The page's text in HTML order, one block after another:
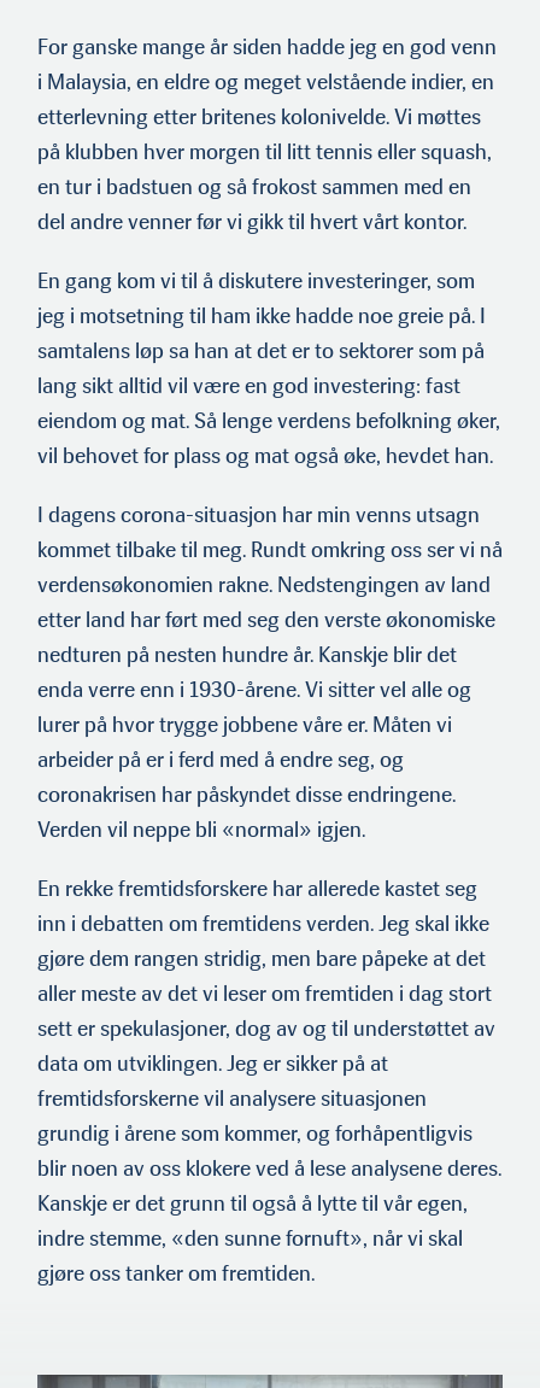
For ganske mange år siden hadde jeg en god venn
i Malaysia, en eldre og meget velstående indier, en
etterlevning etter britenes kolonivelde. Vi møttes
på klubben hver morgen til litt tennis eller squash,
en tur i badstuen og så frokost sammen med en
del andre venner før vi gikk til hvert vårt kontor.
En gang kom vi til å diskutere investeringer, som
jeg i motsetn­ing til ham ikke hadde noe greie på. I
samtalens løp sa han at det er to sektorer som på
lang sikt alltid vil være en god in­vestering: fast
eiendom og mat. Så lenge verdens befolkning øker,
vil behovet for plass og mat også øke, hevdet han.
I dagens corona-situasjon har min venns utsagn
kommet tilbake til meg. Rundt omkring oss ser vi nå
verdensøkonomien rakne. Nedsten­gingen av land
etter land har ført med seg den verste økonomiske
nedturen på nesten hundre år. Kanskje blir det
enda verre enn i 1930-årene. Vi sitter vel alle og
lurer på hvor trygge jobbene våre er. Måten vi
arbeider på er i ferd med å endre seg, og
coronakrisen har påskyndet disse endringene.
Verden vil neppe bli «normal» igjen.
En rekke fremtidsforskere har allerede kastet seg
inn i debatten om fremtidens verden. Jeg skal ikke
gjøre dem rangen stridig, men bare påpeke at det
aller meste av det vi leser om fremtiden i dag stort
sett er spekulasjoner, dog av og til understøttet av
data om utviklingen. Jeg er sikker på at
fremtidsforskerne vil analys­ere situasjonen
grundig i årene som kommer, og forhåpentligvis
blir noen av oss klokere ved å lese analysene deres.
Kanskje er det grunn til også å lytte til vår egen,
indre stemme, «den sunne fornuft», når vi skal
gjøre oss tanker om fremtiden.